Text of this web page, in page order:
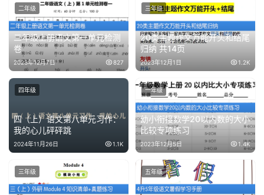
二年级上册语文第一单元检测
卷
2023年12月7日 827
二年级
20类主题作文万能开头和结尾
归纳 共14页
2023年12月1日 1.2K
三年级
四（上）语文第八单元习作：
我的心儿砰砰跳
2024年11月26日 1.1K
四年级
幼小衔接数学20以内数的大小
比较专项练习
2023年12月5日 1.4K
一年级
三年级 五年级